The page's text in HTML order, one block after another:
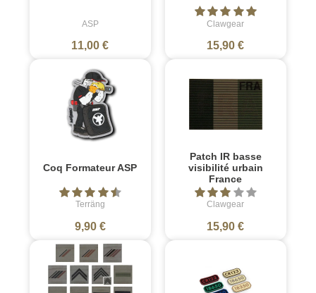
ASP
11,00 €
Clawgear
15,90 €
Coq Formateur ASP
Terräng
9,90 €
Patch IR basse
visibilité urbain
France
Clawgear
15,90 €